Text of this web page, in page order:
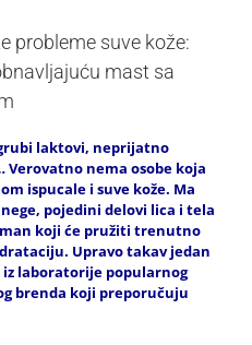
probleme suve kože:
mast sa
laktovi, neprijatno
nema osobe koja
ispucale i suve kože. Ma
pojedini delovi lica i tela
koji će pružiti trenutno
Upravo takav jedan
iz laboratorije popularnog
brenda koji preporučuju